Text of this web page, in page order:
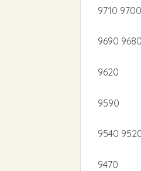
9710 9700
9690
9620
9590
9540
9470